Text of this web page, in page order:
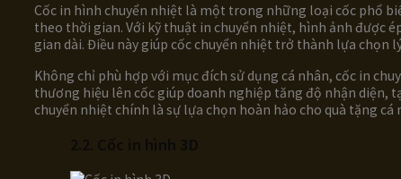
Cốc in hình chuyển nhiệt là một trong những loại cốc phổ
theo thời gian. Với kỹ thuật in chuyển nhiệt, hình ảnh được
gian dài. Điều này giúp cốc chuyển nhiệt trở thành lựa chọn
Không chỉ phù hợp với mục đích sử dụng cá nhân, cốc in
thương hiệu lên cốc giúp doanh nghiệp tăng độ nhận diện,
chuyển nhiệt chính là sự lựa chọn hoàn hảo cho quà tặng